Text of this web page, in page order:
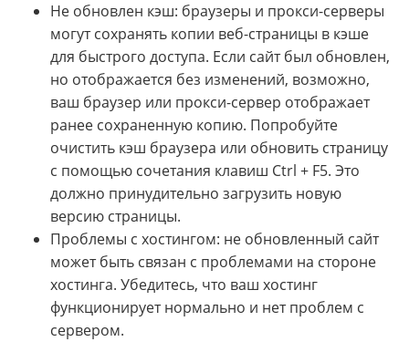
Не обновлен кэш: браузеры и прокси-серверы
могут сохранять копии веб-страницы в кэше
для быстрого доступа. Если сайт был обновлен,
но отображается без изменений, возможно,
ваш браузер или прокси-сервер отображает
ранее сохраненную копию. Попробуйте
очистить кэш браузера или обновить страницу
с помощью сочетания клавиш Ctrl + F5. Это
должно принудительно загрузить новую
версию страницы.
Проблемы с хостингом: не обновленный сайт
может быть связан с проблемами на стороне
хостинга. Убедитесь, что ваш хостинг
функционирует нормально и нет проблем с
сервером.